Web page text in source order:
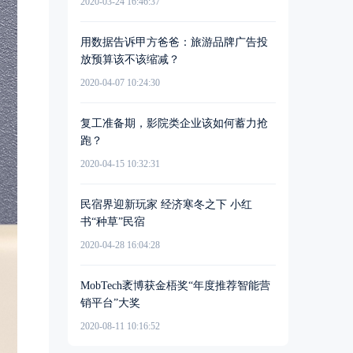
用数据告诉甲方爸爸：旅游品牌广告投
放预算该不该缩减？
2020-04-07 10:24:30
复工准备期，影院类企业该如何蓄力抢
跑？
2020-04-15 10:32:31
民宿界迎新玩家 经济寒冬之下 小红
书“种草”民宿
2020-04-28 16:04:28
MobTech袤博获金梧奖“年度推荐智能营
销平台”大奖
2020-08-11 10:16:52